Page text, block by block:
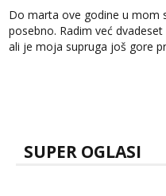
Do marta ove godine u mom
posebno. Radim već
ali je moja supruga još gore
SUPER OGLASI